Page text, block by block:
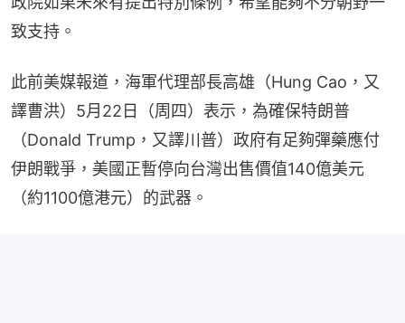
致支持。
此前美媒報道，海軍代理部長高雄（Hung Cao，又
譯曹洪）5月22日（周四）表示，為確保特朗普
（Donald Trump，又譯川普）政府有足夠彈藥應付
伊朗戰爭，美國正暫停向台灣出售價值140億美元
（約1100億港元）的武器。